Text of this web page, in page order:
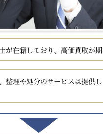
が在籍しており、高価買取が
整理や処分のサービスは提供